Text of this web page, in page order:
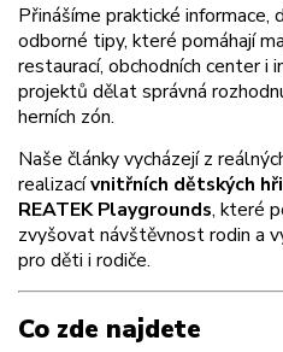
Přinášíme praktické informace,
odborné tipy, které pomáhají
restaurací, obchodních center i
projektů dělat správná
herních zón.
Naše články vycházejí z
realizacívnitřních dětských
REATEK Playgrounds, které
zvyšovat návštěvnost rodin a
pro děti i rodiče.
Co zde najdete